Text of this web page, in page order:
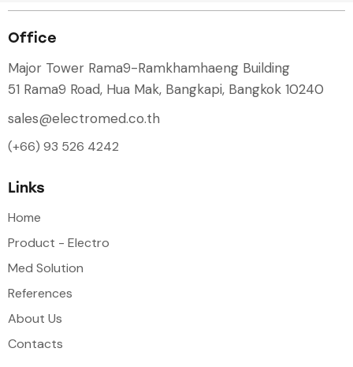
Office
Major Tower Rama9-Ramkhamhaeng Building
51 Rama9 Road, Hua Mak, Bangkapi, Bangkok 10240
sales@electromed.co.th
(+66) 93 526 4242
Links
Home
Product - Electro
Med Solution
References
About Us
Contacts